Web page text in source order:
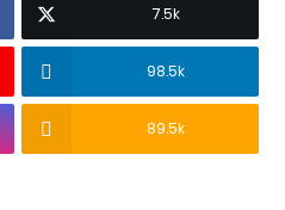
7.5k
98.5k
89.5k